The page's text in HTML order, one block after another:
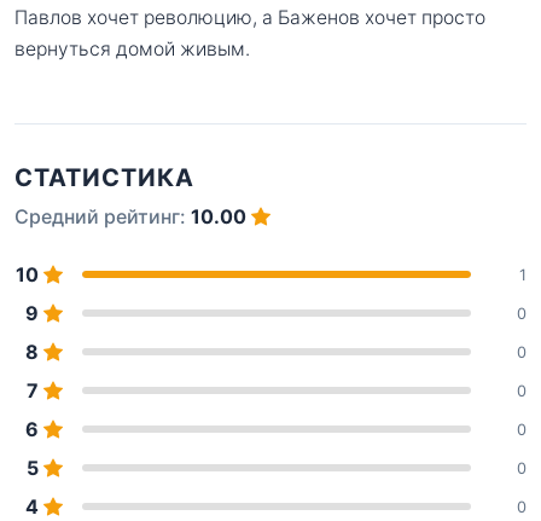
Павлов хочет революцию, а Баженов хочет просто
вернуться домой живым.
СТАТИСТИКА
Средний рейтинг: 10.00
10 1
9 0
8 0
7 0
6 0
5 0
4 0